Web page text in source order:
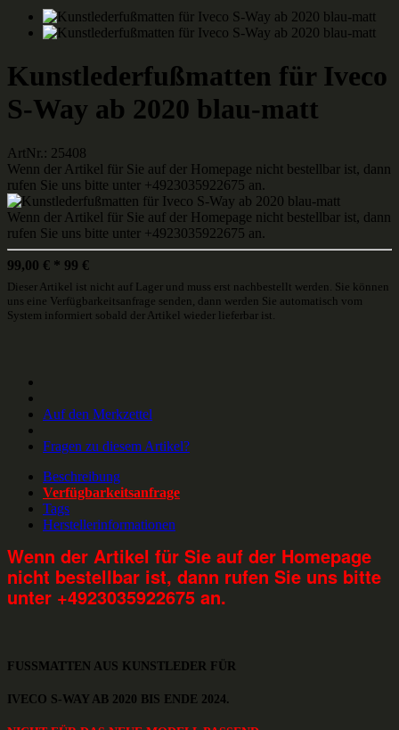
Kunstlederfußmatten für Iveco
S-Way ab 2020 blau-matt
ArtNr.: 25408
Wenn der Artikel für Sie auf der Homepage nicht bestellbar ist, dann
rufen Sie uns bitte unter +4923035922675 an.
Wenn der Artikel für Sie auf der Homepage nicht bestellbar ist, dann
rufen Sie uns bitte unter +4923035922675 an.
99,00 € * 99 €
Dieser Artikel ist nicht auf Lager und muss erst nachbestellt werden. Sie können
uns eine Verfügbarkeitsanfrage senden, dann werden Sie automatisch vom
System informiert sobald der Artikel wieder lieferbar ist.
Auf den Merkzettel
Fragen zu diesem Artikel?
Beschreibung
Verfügbarkeitsanfrage
Tags
Herstellerinformationen
Wenn der Artikel für Sie auf der Homepage
nicht bestellbar ist, dann rufen Sie uns bitte
unter +4923035922675 an.
FUSSMATTEN AUS KUNSTLEDER FÜR
IVECO S-WAY AB 2020 BIS ENDE 2024.